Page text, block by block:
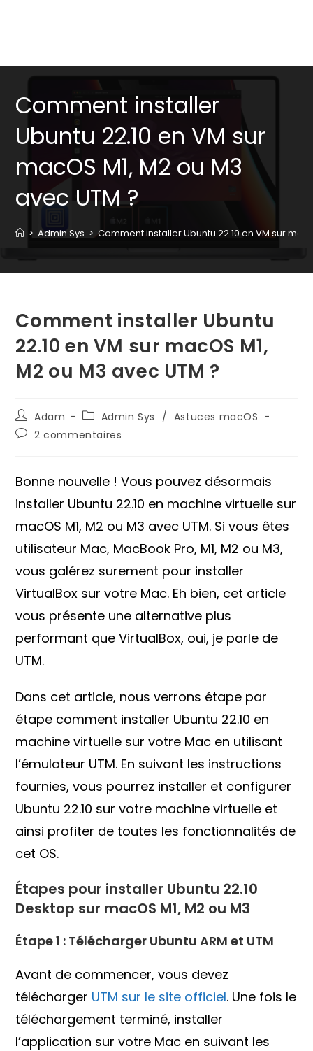
Comment installer
Ubuntu 22.10 en VM sur
macOS M1, M2 ou M3
avec UTM ?
> Admin Sys > Comment installer Ubuntu 22.10 en VM sur
Comment installer Ubuntu
22.10 en VM sur macOS M1,
M2 ou M3 avec UTM ?
Auteur/autrice
de
la
Adam
Post
category:
Admin Sys / Astuces macOS
Commentaires
2 commentaires
Bonne nouvelle ! Vous pouvez désormais
installer Ubuntu 22.10 en machine virtuelle sur
macOS M1, M2 ou M3 avec UTM. Si vous êtes
utilisateur Mac, MacBook Pro, M1, M2 ou M3,
vous galérez surement pour installer
VirtualBox sur votre Mac. Eh bien, cet article
vous présente une alternative plus
performant que VirtualBox, oui, je parle de
UTM.
Dans cet article, nous verrons étape par
étape comment installer Ubuntu 22.10 en
machine virtuelle sur votre Mac en utilisant
l’émulateur UTM. En suivant les instructions
fournies, vous pourrez installer et configurer
Ubuntu 22.10 sur votre machine virtuelle et
ainsi profiter de toutes les fonctionnalités de
cet OS.
Étapes pour installer Ubuntu 22.10
Desktop sur macOS M1, M2 ou M3
Étape 1 : Télécharger Ubuntu ARM et UTM
Avant de commencer, vous devez
télécharger UTM sur le site officiel. Une fois le
téléchargement terminé, installer
l’application sur votre Mac en suivant les